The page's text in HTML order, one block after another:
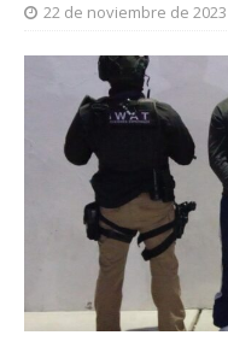
22 de noviembre de 2023